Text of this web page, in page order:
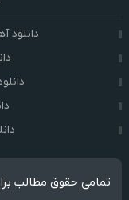
دانلود
تمامی حقوق مطالب